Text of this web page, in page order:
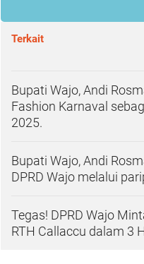
Terkait
Bupati Wajo, Andi
Fashion Karnaval
2025.
Bupati Wajo, Andi
DPRD Wajo melalui
Tegas! DPRD Wajo
RTH Callaccu dalam 3